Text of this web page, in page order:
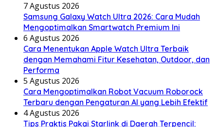
7 Agustus 2026
Samsung Galaxy Watch Ultra 2026: Cara Mudah
Mengoptimalkan Smartwatch Premium Ini
6 Agustus 2026
Cara Menentukan Apple Watch Ultra Terbaik
dengan Memahami Fitur Kesehatan, Outdoor, dan
Performa
5 Agustus 2026
Cara Mengoptimalkan Robot Vacuum Roborock
Terbaru dengan Pengaturan AI yang Lebih Efektif
4 Agustus 2026
Tips Praktis Pakai Starlink di Daerah Terpencil: